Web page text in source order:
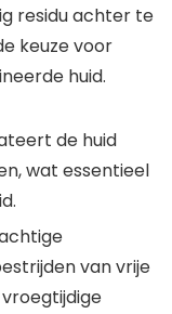
residu achter te
keuze voor
huid.
de huid
wat essentieel
van vrije